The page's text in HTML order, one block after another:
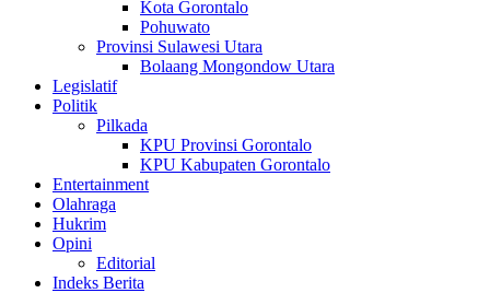
Kota Gorontalo
Pohuwato
Provinsi Sulawesi Utara
Bolaang Mongondow Utara
Legislatif
Politik
Pilkada
KPU Provinsi Gorontalo
KPU Kabupaten Gorontalo
Entertainment
Olahraga
Hukrim
Opini
Editorial
Indeks Berita